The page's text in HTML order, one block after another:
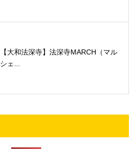
【大和法深寺】法深寺MARCH（マル
シェ...